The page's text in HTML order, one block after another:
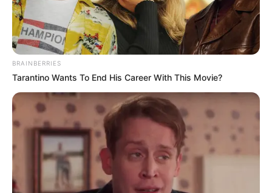
BRAINBERRIES
Tarantino Wants To End His Career With This Movie?